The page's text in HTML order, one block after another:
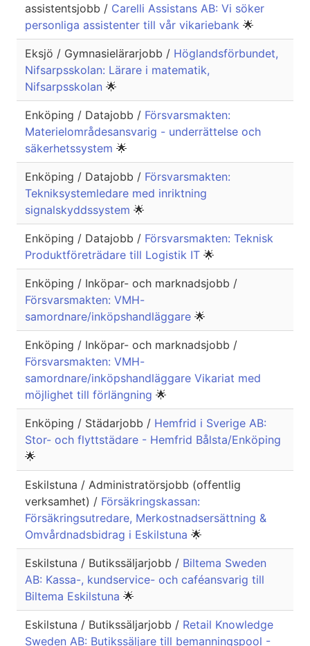
assistentsjobb / Carelli Assistans AB: Vi söker
personliga assistenter till vår vikariebank 🌟
Eksjö / Gymnasielärarjobb / Höglandsförbundet,
Nifsarpsskolan: Lärare i matematik,
Nifsarpsskolan 🌟
Enköping / Datajobb / Försvarsmakten:
Materielområdesansvarig - underrättelse och
säkerhetssystem 🌟
Enköping / Datajobb / Försvarsmakten:
Tekniksystemledare med inriktning
signalskyddssystem 🌟
Enköping / Datajobb / Försvarsmakten: Teknisk
Produktföreträdare till Logistik IT 🌟
Enköping / Inköpar- och marknadsjobb /
Försvarsmakten: VMH-
samordnare/inköpshandläggare 🌟
Enköping / Inköpar- och marknadsjobb /
Försvarsmakten: VMH-
samordnare/inköpshandläggare Vikariat med
möjlighet till förlängning 🌟
Enköping / Städarjobb / Hemfrid i Sverige AB:
Stor- och flyttstädare - Hemfrid Bålsta/Enköping
🌟
Eskilstuna / Administratörsjobb (offentlig
verksamhet) / Försäkringskassan:
Försäkringsutredare, Merkostnadsersättning &
Omvårdnadsbidrag i Eskilstuna 🌟
Eskilstuna / Butikssäljarjobb / Biltema Sweden
AB: Kassa-, kundservice- och caféansvarig till
Biltema Eskilstuna 🌟
Eskilstuna / Butikssäljarjobb / Retail Knowledge
Sweden AB: Butikssäljare till bemanningspool -